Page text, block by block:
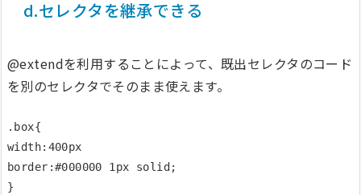
d.セレクタを継承できる
@extendを利用することによって、既出セレクタのコード
を別のセレクタでそのまま使えます。
.box{
width:400px
border:#000000 1px solid;
}